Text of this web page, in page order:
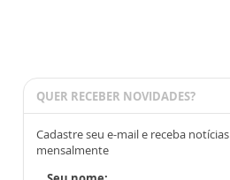
QUER RECEBER NOVIDADES?
Cadastre seu e-mail e receba notícias
mensalmente